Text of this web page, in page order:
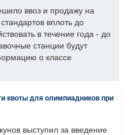
ввоз и продажу на
вплоть до
в течение года - до
станции будут
о классе
квоты для олимпиадников при
выступил за введение